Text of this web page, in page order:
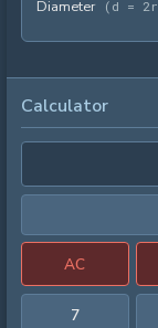
Diameter ( d = 2r
Calculator
AC
7